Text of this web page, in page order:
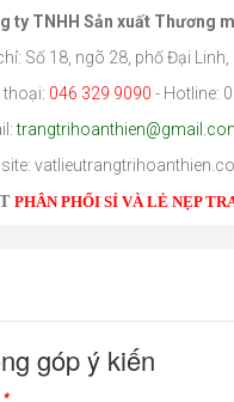
ty TNHH Sản xuất Thương
Số 18, ngõ 28, phố Đại Linh,
thoại: 046 329 9090 - Hotline:
PHÂN PHỐI SỈ VÀ LẺ NẸP
góp ý kiến